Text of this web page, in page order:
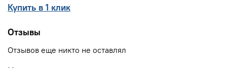
Купить в 1 клик
Отзывы
Отзывов еще никто не оставлял